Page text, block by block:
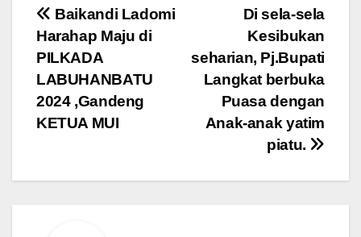
Navigasi
pos
Di sela-sela
Kesibukan
seharian, Pj.Bupati
Langkat berbuka
Puasa dengan
Anak-anak yatim
piatu.
Baikandi Ladomi
Harahap Maju di
PILKADA
LABUHANBATU
2024 ,Gandeng
KETUA MUI